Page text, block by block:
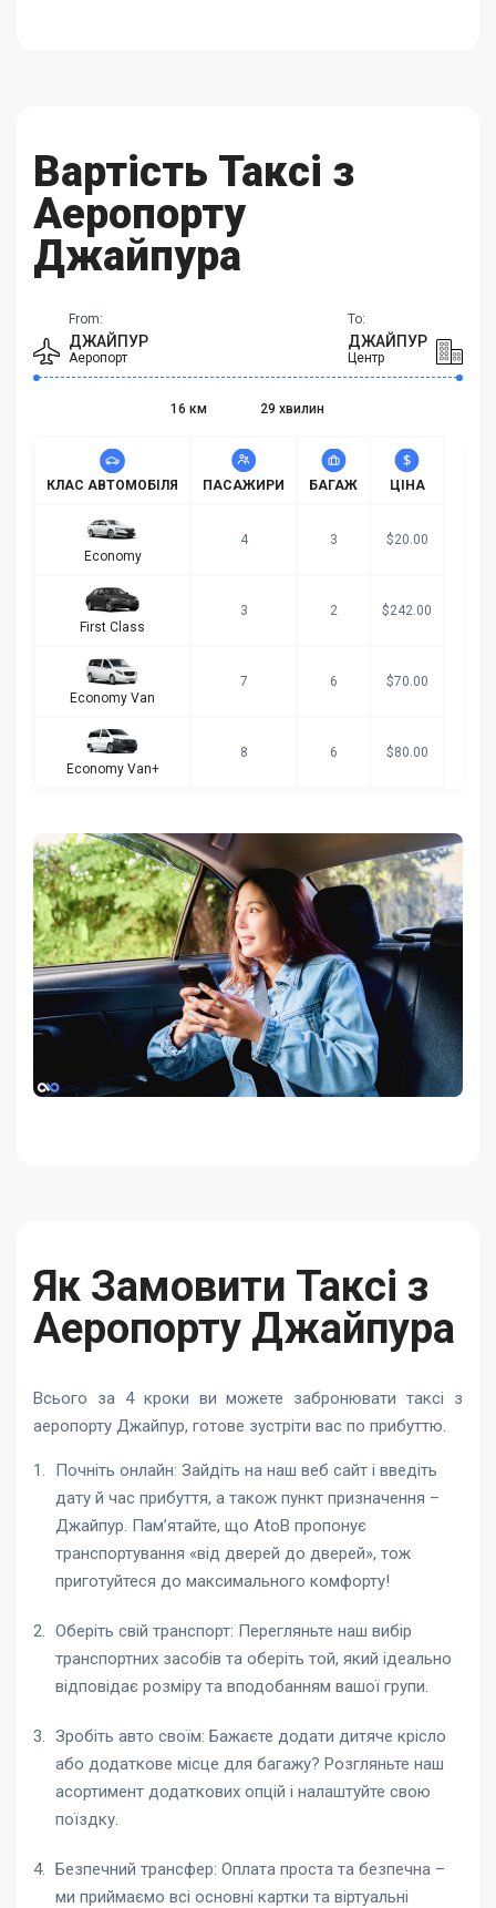
Вартість Таксі з
Аеропорту
Джайпура
From:
ДЖАЙПУР
Аеропорт
To:
ДЖАЙПУР
Центр
16 км 29 хвилин
КЛАС АВТОМОБІЛЯ ПАСАЖИРИ БАГАЖ ЦІНА
Economy
4 3 $20.00
First Class
3 2 $242.00
Economy Van
7 6 $70.00
Economy Van+
8 6 $80.00
Як Замовити Таксі з
Аеропорту Джайпура
Всього за 4 кроки ви можете забронювати таксі з
аеропорту Джайпур, готове зустріти вас по прибуттю.
Почніть онлайн: Зайдіть на наш веб сайт і введіть
дату й час прибуття, а також пункт призначення –
Джайпур. Пам’ятайте, що AtoB пропонує
транспортування «від дверей до дверей», тож
приготуйтеся до максимального комфорту!
Оберіть свій транспорт: Перегляньте наш вибір
транспортних засобів та оберіть той, який ідеально
відповідає розміру та вподобанням вашої групи.
Зробіть авто своїм: Бажаєте додати дитяче крісло
або додаткове місце для багажу? Розгляньте наш
асортимент додаткових опцій і налаштуйте свою
поїздку.
Безпечний трансфер: Оплата проста та безпечна –
ми приймаємо всі основні картки та віртуальні